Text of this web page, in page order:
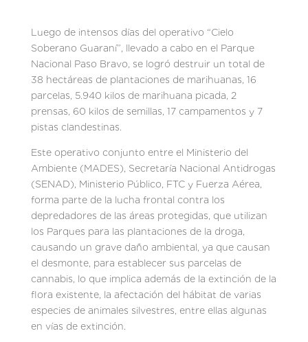
Luego de intensos días del operativo “Cielo
Soberano Guaraní”, llevado a cabo en el Parque
Nacional Paso Bravo, se logró destruir un total de
38 hectáreas de plantaciones de marihuanas, 16
parcelas, 5.940 kilos de marihuana picada, 2
prensas, 60 kilos de semillas, 17 campamentos y 7
pistas clandestinas.
Este operativo conjunto entre el Ministerio del
Ambiente (MADES), Secretaría Nacional Antidrogas
(SENAD), Ministerio Público, FTC y Fuerza Aérea,
forma parte de la lucha frontal contra los
depredadores de las áreas protegidas, que utilizan
los Parques para las plantaciones de la droga,
causando un grave daño ambiental, ya que causan
el desmonte, para establecer sus parcelas de
cannabis, lo que implica además de la extinción de la
flora existente, la afectación del hábitat de varias
especies de animales silvestres, entre ellas algunas
en vías de extinción.